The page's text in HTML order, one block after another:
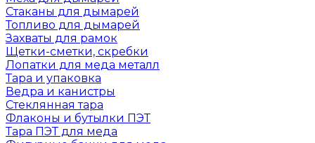
Стаканы для дымарей
Топливо для дымарей
Захваты для рамок
Щетки-сметки, скребки
Лопатки для меда металл
Тара и упаковка
Ведра и канистры
Стеклянная тара
Флаконы и бутылки ПЭТ
Тара ПЭТ для меда